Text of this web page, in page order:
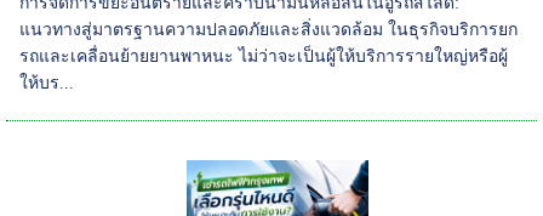
แนวทางสู่มาตรฐานความปลอดภัยและสิ่งแวดล้อม ในธุรกิจบริการยก
รถและเคลื่อนย้ายยานพาหนะ ไม่ว่าจะเป็นผู้ให้บริการรายใหญ่หรือผู้
ให้บร...